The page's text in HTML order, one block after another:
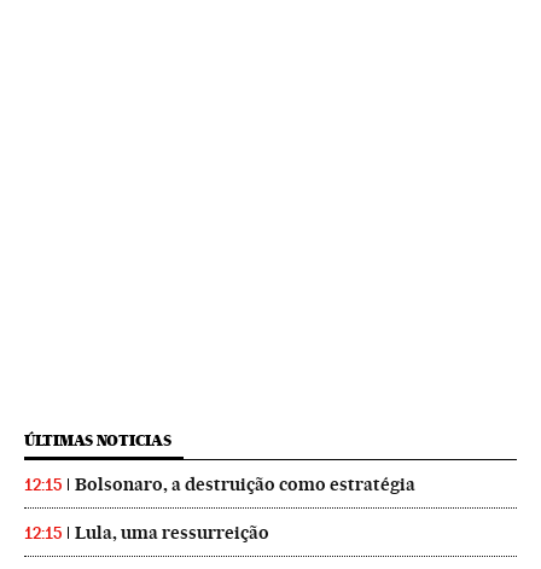
ÚLTIMAS NOTICIAS
12:15 Bolsonaro, a destruição como estratégia
12:15 Lula, uma ressurreição